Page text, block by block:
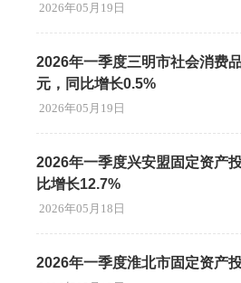
2026年05月19日
2026年一季度三明市社会消费
元，同比增长0.5%
2026年05月19日
2026年一季度兴安盟固定资产
比增长12.7%
2026年05月18日
2026年一季度淮北市固定资产